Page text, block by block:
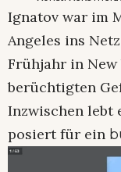
Ignatov war im
Angeles ins
Frühjahr in
berüchtigten
Inzwischen lebt
posiert für ein